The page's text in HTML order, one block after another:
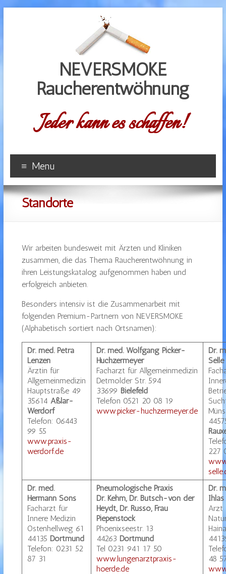
NEVERSMOKE
Raucherentwöhnung
Jeder kann es schaffen!
Menu
Standorte
Wir arbeiten bundesweit mit Ärzten und Kliniken
zusammen, die das Thema Raucherentwöhnung in
ihren Leistungskatalog aufgenommen haben und
erfolgreich anbieten.
Besonders intensiv ist die Zusammenarbeit mit
folgenden Premium-Partnern von NEVERSMOKE
(Alphabetisch sortiert nach Ortsnamen):
Dr. med. Petra
Lenzen
Ärztin für
Allgemeinmedizin
Hauptstraße 49
35614Aßlar-
Werdorf
Telefon: 06443
99 55
www.praxis-
werdorf.de
Dr. med. Wolfgang Picker-
Huchzermeyer
Facharzt für Allgemeinmedizin
Detmolder Str. 594
33699 Bielefeld
Telefon 0521 20 08 19
www.picker-huchzermeyer.de
Dr.
Selle
227
Dr. med.
Hermann Sons
Facharzt für
Innere Medizin
Ostenhellweg 61
44135 Dortmund
Telefon: 0231 52
87 31
Pneumologische Praxis
Dr. Kehm, Dr. Butsch-von der
Heydt, Dr. Russo, Frau
Piepenstock
Phoenixseestr. 13
44263 Dortmund
Tel 0231 941 17 50
www.lungenarztpraxis-
hoerde.de
Dr.
Ihlas
Arzt
48